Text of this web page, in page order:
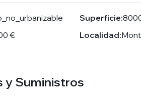
Superficie:
€ Localidad:
y Suministros